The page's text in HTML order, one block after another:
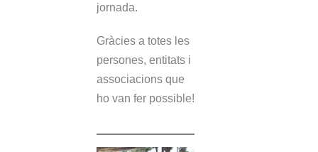
jornada.
Gràcies a totes les
persones, entitats i
associacions que
ho van fer possible!